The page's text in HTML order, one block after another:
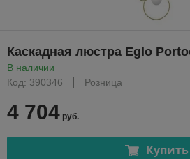
Каскадная люстра Eglo
В наличии
Код: 390346
Розница
4 704 руб.
Купить